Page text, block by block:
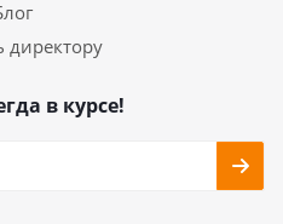
директору
в курсе!